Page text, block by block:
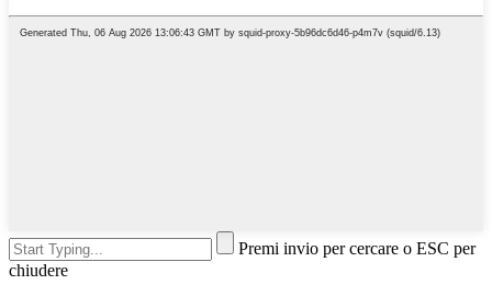
Premi invio per cercare o ESC per
chiudere